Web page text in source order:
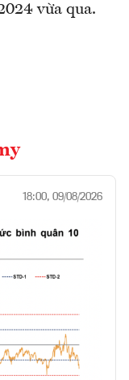
vừa qua.
18:00, 09/08/2026